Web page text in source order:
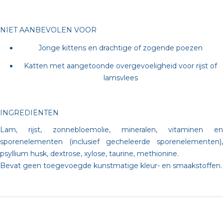
NIET AANBEVOLEN VOOR
Jonge kittens en drachtige of zogende poezen
Katten met aangetoonde overgevoeligheid voor rijst of
lamsvlees
INGREDIËNTEN
Lam, rijst, zonnebloemolie, mineralen, vitaminen en
sporenelementen (inclusief gecheleerde sporenelementen),
psyllium husk, dextrose, xylose, taurine, methionine.
Bevat geen toegevoegde kunstmatige kleur- en smaakstoffen.